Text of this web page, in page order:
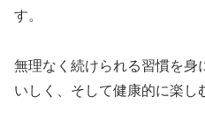
す。
無理なく続けられる習慣を身
いしく、そして健康的に楽し